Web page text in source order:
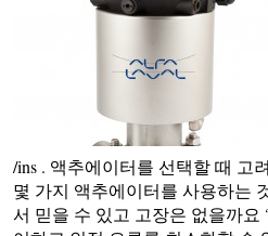
/ins . 액추에이터를 선택할 때 고
몇 가지 액추에이터를 사용하는
서 믿을 수 있고 고장은 없을까